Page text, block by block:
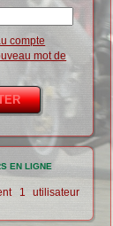
compte
mot de
EN LIGNE
1 utilisateur